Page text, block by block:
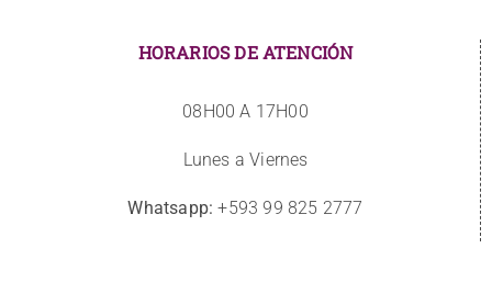
HORARIOS DE ATENCIÓN
08H00 A 17H00
Lunes a Viernes
Whatsapp: +593 99 825 2777